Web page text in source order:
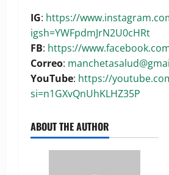
IG: https://
igsh=YWFpdmJrN2U0cHRt
FB: https://
Correo:
YouTube: https://
si=n1GXvQnUhKLHZ35P
ABOUT THE AUTHOR